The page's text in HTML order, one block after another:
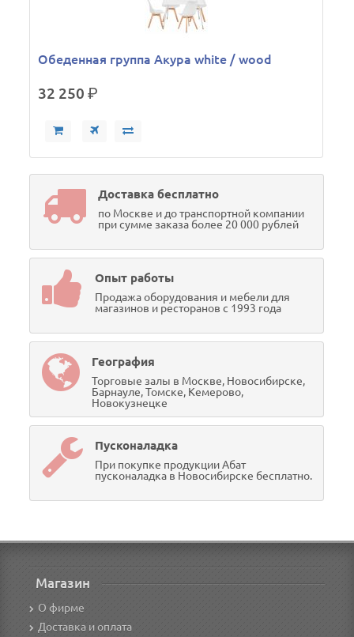
Обеденная группа Акура white / wood
32 250р.
Доставка бесплатно
по Москве и до транспортной компании
при сумме заказа более 20 000 рублей
Опыт работы
Продажа оборудования и мебели для
магазинов и ресторанов с 1993 года
География
Торговые залы в Москве, Новосибирске,
Барнауле, Томске, Кемерово,
Новокузнецке
Пусконаладка
При покупке продукции Абат
пусконаладка в Новосибирске бесплатно.
Магазин
О фирме
Доставка и оплата